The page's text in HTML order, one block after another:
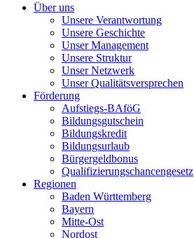
Über uns
Unsere Verantwortung
Unsere Geschichte
Unser Management
Unsere Struktur
Unser Netzwerk
Unser Qualitätsversprechen
Förderung
Aufstiegs-BAföG
Bildungsgutschein
Bildungskredit
Bildungsurlaub
Bürgergeldbonus
Qualifizierungschancengesetz
Regionen
Baden Württemberg
Bayern
Mitte-Ost
Nordost